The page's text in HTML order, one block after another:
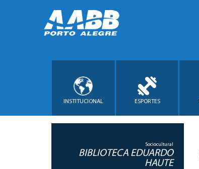
INSTITUCIONAL ESPORTES
Sociocultural
BIBLIOTECA EDUARDO
HAUTE